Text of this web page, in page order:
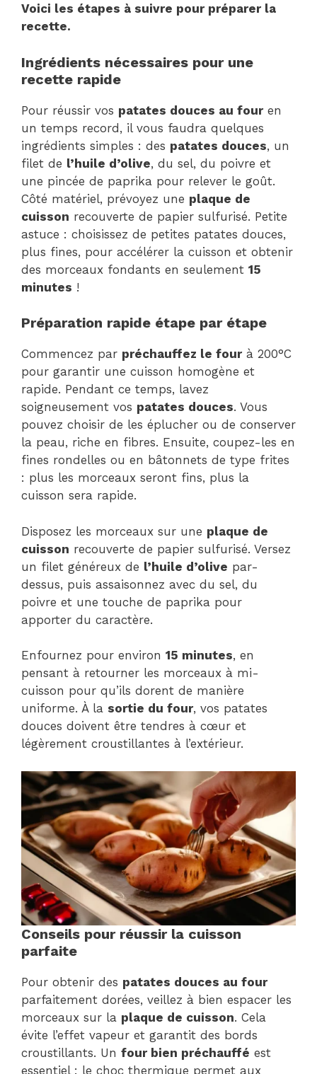
Voici les étapes à suivre pour préparer la
recette.
Ingrédients nécessaires pour une
recette rapide
Pour réussir vos patates douces au fouren
un temps record, il vous faudra quelques
ingrédients simples : des patates douces, un
filet de l’huile d’olive, du sel, du poivre et
une pincée de paprika pour relever le goût.
Côté matériel, prévoyez une plaque de
cuisson recouverte de papier sulfurisé. Petite
astuce : choisissez de petites patates douces,
plus fines, pour accélérer la cuisson et obtenir
des morceaux fondants en seulement 15
minutes !
Préparation rapide étape par étape
Commencez par préchauffez le fourà 200°C
pour garantir une cuisson homogène et
rapide. Pendant ce temps, lavez
soigneusement vos patates douces. Vous
pouvez choisir de les éplucher ou de conserver
la peau, riche en fibres. Ensuite, coupez-les en
fines rondelles ou en bâtonnets de type frites
: plus les morceaux seront fins, plus la
cuisson sera rapide.
Disposez les morceaux sur une plaque de
cuisson recouverte de papier sulfurisé. Versez
un filet généreux de l’huile d’olive par-
dessus, puis assaisonnez avec du sel, du
poivre et une touche de paprika pour
apporter du caractère.
Enfournez pour environ 15 minutes, en
pensant à retourner les morceaux à mi-
cuisson pour qu’ils dorent de manière
uniforme. À la sortie du four, vos patates
douces doivent être tendres à cœur et
légèrement croustillantes à l’extérieur.
Conseils pour réussir la cuisson
parfaite
Pour obtenir des patates douces au four
parfaitement dorées, veillez à bien espacer les
morceaux sur la plaque de cuisson. Cela
évite l’effet vapeur et garantit des bords
croustillants. Un four bien préchauffé est
essentiel : le choc thermique permet aux